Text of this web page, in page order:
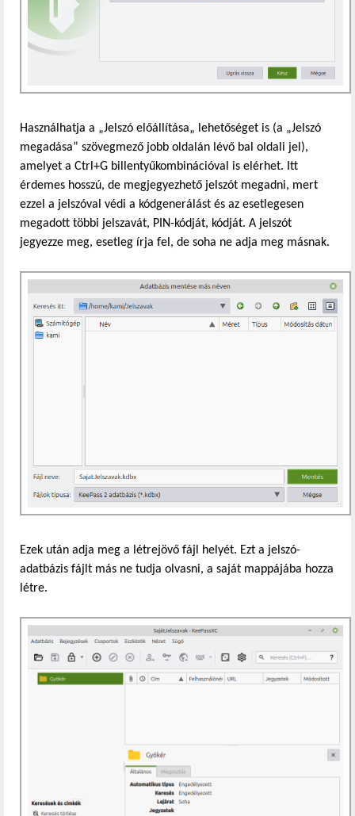
Használhatja a „Jelszó előállítása„ lehetőséget is (a „Jelszó
megadása” szövegmező jobb oldalán lévő bal oldali jel),
amelyet a Ctrl+G billentyűkombinációval is elérhet. Itt
érdemes hosszú, de megjegyezhető jelszót megadni, mert
ezzel a jelszóval védi a kódgenerálást és az esetlegesen
megadott többi jelszavát, PIN-kódját, kódját. A jelszót
jegyezze meg, esetleg írja fel, de soha ne adja meg másnak.
Ezek után adja meg a létrejövő fájl helyét. Ezt a jelszó-
adatbázis fájlt más ne tudja olvasni, a saját mappájába hozza
létre.